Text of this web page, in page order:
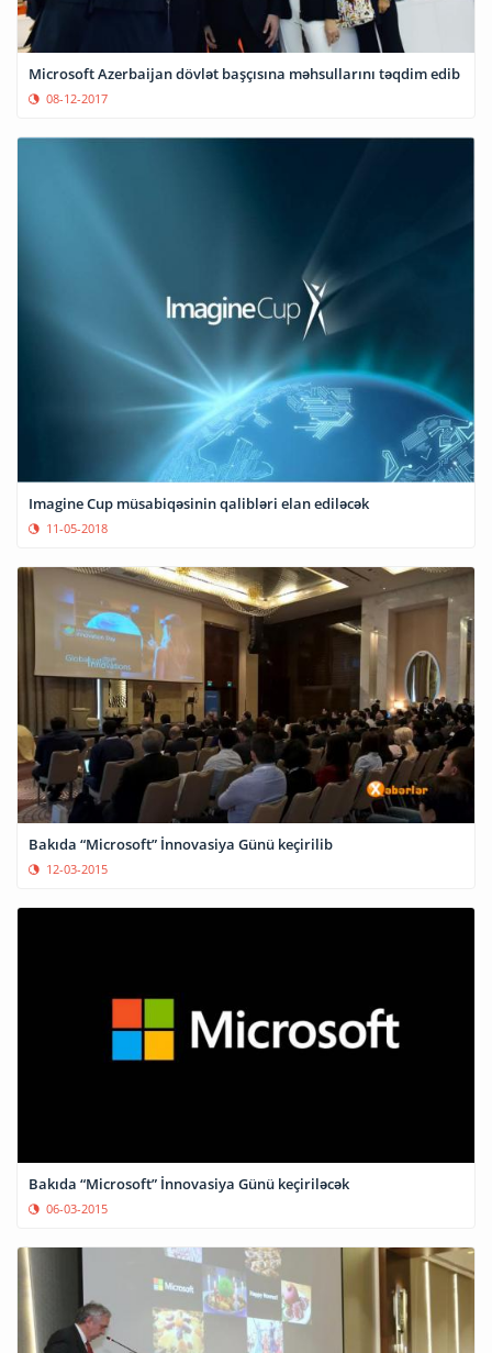
Microsoft Azerbaijan dövlət başçısına məhsullarını təqdim edib
08-12-2017
Imagine Cup müsabiqəsinin qalibləri elan ediləcək
11-05-2018
Bakıda “Microsoft” İnnovasiya Günü keçirilib
12-03-2015
Bakıda “Microsoft” İnnovasiya Günü keçiriləcək
06-03-2015